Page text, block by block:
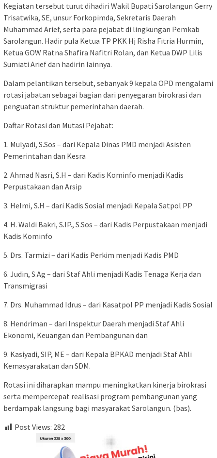
Kegiatan tersebut turut dihadiri Wakil Bupati Sarolangun Gerry
Trisatwika, SE, unsur Forkopimda, Sekretaris Daerah
Muhammad Arief, serta para pejabat di lingkungan Pemkab
Sarolangun. Hadir pula Ketua TP PKK Hj Risha Fitria Hurmin,
Ketua GOW Ratna Shafira Nafitri Rolan, dan Ketua DWP Lilis
Sumiati Arief dan hadirin lainnya.
Dalam pelantikan tersebut, sebanyak 9 kepala OPD mengalami
rotasi jabatan sebagai bagian dari penyegaran birokrasi dan
penguatan struktur pemerintahan daerah.
Daftar Rotasi dan Mutasi Pejabat:
1. Mulyadi, S.Sos – dari Kepala Dinas PMD menjadi Asisten
Pemerintahan dan Kesra
2. Ahmad Nasri, S.H – dari Kadis Kominfo menjadi Kadis
Perpustakaan dan Arsip
3. Helmi, S.H – dari Kadis Sosial menjadi Kepala Satpol PP
4. H. Waldi Bakri, S.IP., S.Sos – dari Kadis Perpustakaan menjadi
Kadis Kominfo
5. Drs. Tarmizi – dari Kadis Perkim menjadi Kadis PMD
6. Judin, S.Ag – dari Staf Ahli menjadi Kadis Tenaga Kerja dan
Transmigrasi
7. Drs. Muhammad Idrus – dari Kasatpol PP menjadi Kadis Sosial
8. Hendriman – dari Inspektur Daerah menjadi Staf Ahli
Ekonomi, Keuangan dan Pembangunan dan
9. Kasiyadi, SIP, ME – dari Kepala BPKAD menjadi Staf Ahli
Kemasyarakatan dan SDM.
Rotasi ini diharapkan mampu meningkatkan kinerja birokrasi
serta mempercepat realisasi program pembangunan yang
berdampak langsung bagi masyarakat Sarolangun. (bas).
Post Views: 282